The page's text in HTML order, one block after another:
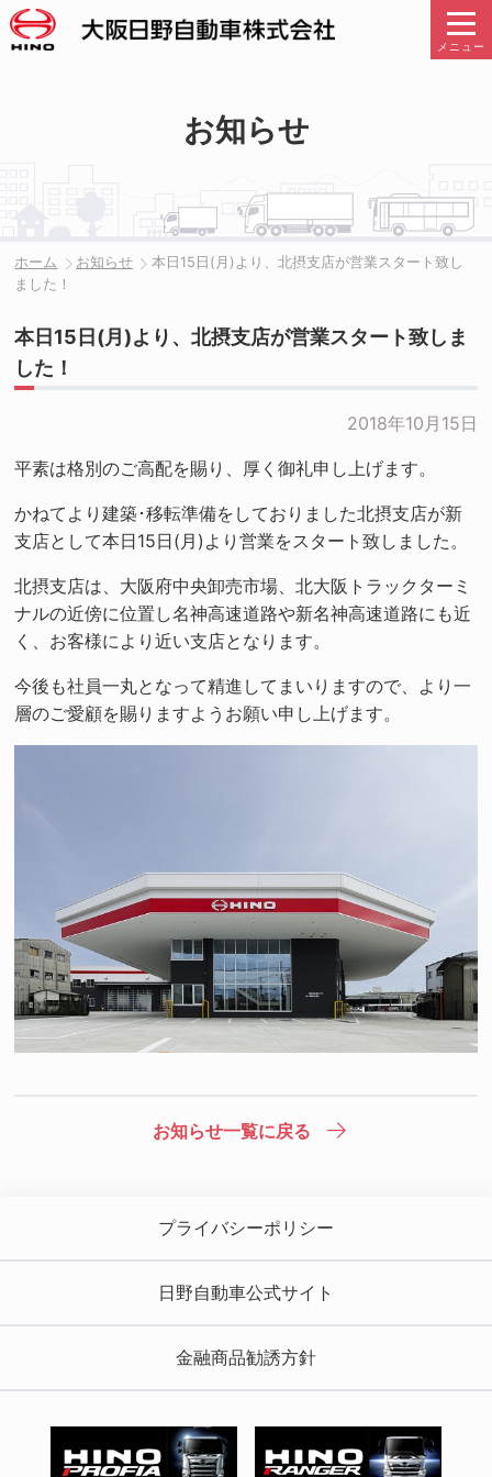
メニュー
お知らせ
ホーム お知らせ
本日15日(月)より、北摂支店が営業スタート致し
ました！
本日15日(月)より、北摂支店が営業スタート致しま
した！
2018年10月15日
平素は格別のご高配を賜り、厚く御礼申し上げます。
かねてより建築･移転準備をしておりました北摂支店が新
支店として本日15日(月)より営業をスタート致しました。
北摂支店は、大阪府中央卸売市場、北大阪トラックターミ
ナルの近傍に位置し名神高速道路や新名神高速道路にも近
く、お客様により近い支店となります。
今後も社員一丸となって精進してまいりますので、より一
層のご愛顧を賜りますようお願い申し上げます。
お知らせ一覧に戻る
プライバシーポリシー
日野自動車公式サイト
金融商品勧誘方針